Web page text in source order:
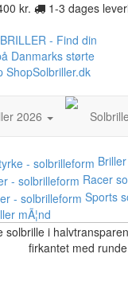
kr. 1-3 dages
2026
Racer
Sports
mÃ¦nd